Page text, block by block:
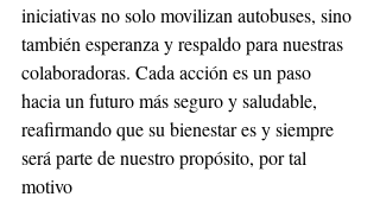
iniciativas no solo movilizan autobuses, sino
también esperanza y respaldo para nuestras
colaboradoras. Cada acción es un paso
hacia un futuro más seguro y saludable,
reafirmando que su bienestar es y siempre
será parte de nuestro propósito, por tal
motivo